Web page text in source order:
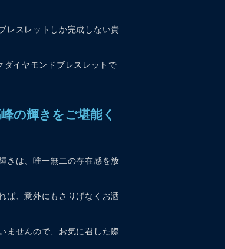
レスレットしか完成しない貴
イヤモンドブレスレットで
の輝きをご堪能く
きは、唯一無二の存在感を放
ば、意外にもさりげなくお洒
ませんので、お気に召した際